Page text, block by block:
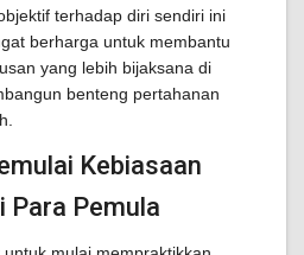
terhadap diri sendiri ini
berharga untuk membantu
yang lebih bijaksana di
benteng pertahanan
Kebiasaan
Para Pemula